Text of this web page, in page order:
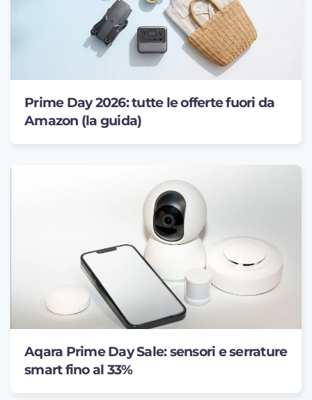
Prime Day 2026: tutte le offerte fuori da
Amazon (la guida)
Aqara Prime Day Sale: sensori e serrature
smart fino al 33%